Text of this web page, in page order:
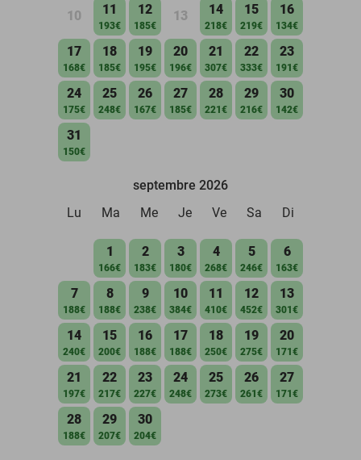
10 11
193€
12
185€
13 14
218€
15
219€
16
134€
17
168€
18
185€
19
195€
20
196€
21
307€
22
333€
23
191€
24
175€
25
248€
26
167€
27
185€
28
221€
29
216€
30
142€
31
150€
septembre 2026
Lu
Ma Me Je Ve Sa Di
1
166€
2
183€
3
180€
4
268€
5
246€
6
163€
7
188€
8
188€
9
238€
10
384€
11
410€
12
452€
13
301€
14
240€
15
200€
16
188€
17
188€
18
250€
19
275€
20
171€
21
197€
22
217€
23
227€
24
248€
25
273€
26
261€
27
171€
28
188€
29
207€
30
204€